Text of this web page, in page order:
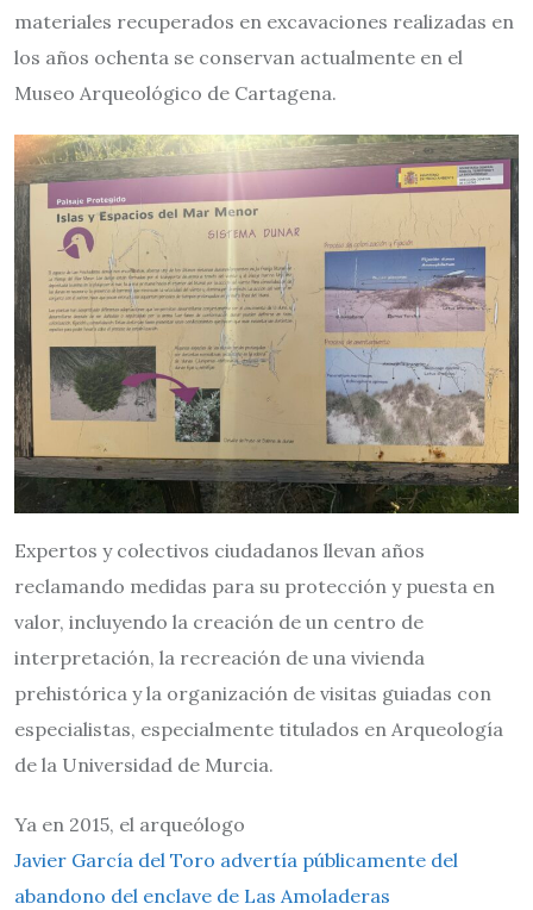
materiales recuperados en excavaciones realizadas en
los años ochenta se conservan actualmente en el
Museo Arqueológico de Cartagena.
Expertos y colectivos ciudadanos llevan años
reclamando medidas para su protección y puesta en
valor, incluyendo la creación de un centro de
interpretación, la recreación de una vivienda
prehistórica y la organización de visitas guiadas con
especialistas, especialmente titulados en Arqueología
de la Universidad de Murcia.
Ya en 2015, el arqueólogo
Javier García del Toro advertía públicamente del
abandono del enclave de Las Amoladeras